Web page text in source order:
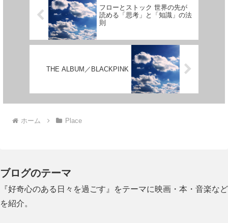
フローとストック 世界の先が
読める「思考」と「知識」の法
則
THE ALBUM／BLACKPINK
ホーム Place
ブログのテーマ
『好奇心のある日々を過ごす』をテーマに映画・本・音楽など
を紹介。